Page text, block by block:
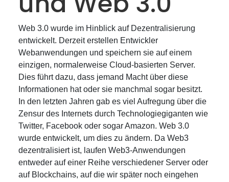
Web 3.0 wurde im Hinblick auf Dezentralisierung
entwickelt. Derzeit erstellen Entwickler
Webanwendungen und speichern sie auf einem
einzigen, normalerweise Cloud-basierten Server.
Dies führt dazu, dass jemand Macht über diese
Informationen hat oder sie manchmal sogar besitzt.
In den letzten Jahren gab es viel Aufregung über die
Zensur des Internets durch Technologiegiganten wie
Twitter, Facebook oder sogar Amazon. Web 3.0
wurde entwickelt, um dies zu ändern. Da Web3
dezentralisiert ist, laufen Web3-Anwendungen
entweder auf einer Reihe verschiedener Server oder
auf Blockchains, auf die wir später noch eingehen